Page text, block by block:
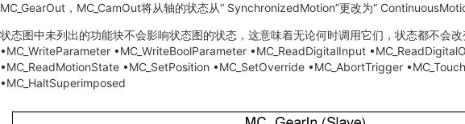
MC_GearOut，MC_CamOut将从轴的状态从“ SynchronizedMotion”更改为“
状态图中未列出的功能块不会影响状态图的状态，这意味着无论何时调用它们，状态都不
•MC_WriteParameter •MC_WriteBoolParameter •MC_ReadDigitalInput
•MC_ReadMotionState •MC_SetPosition •MC_SetOverride •MC_AbortTrigger
•MC_HaltSuperimposed